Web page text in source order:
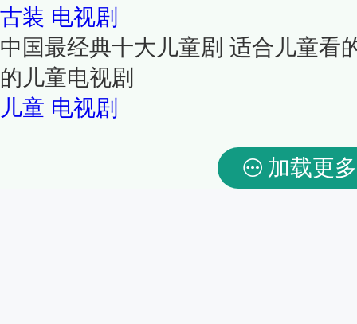
古装 电视剧
中国最经典十大儿童剧 适合儿童看
的儿童电视剧
儿童 电视剧
加载更多